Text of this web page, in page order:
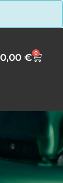
0,00€ 0